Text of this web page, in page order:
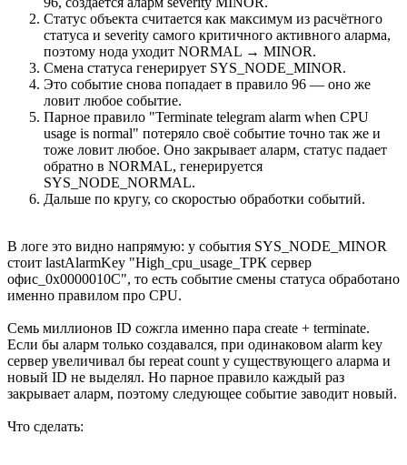
Статус объекта считается как максимум из расчётного
статуса и severity самого критичного активного аларма,
поэтому нода уходит NORMAL → MINOR.
Смена статуса генерирует SYS_NODE_MINOR.
Это событие снова попадает в правило 96 — оно же
ловит любое событие.
Парное правило "Terminate telegram alarm when CPU
usage is normal" потеряло своё событие точно так же и
тоже ловит любое. Оно закрывает аларм, статус падает
обратно в NORMAL, генерируется
SYS_NODE_NORMAL.
Дальше по кругу, со скоростью обработки событий.
В логе это видно напрямую: у события SYS_NODE_MINOR
стоит lastAlarmKey "High_cpu_usage_ТРК сервер
офис_0x0000010C", то есть событие смены статуса обработано
именно правилом про CPU.
Семь миллионов ID сожгла именно пара create + terminate.
Если бы аларм только создавался, при одинаковом alarm key
сервер увеличивал бы repeat count у существующего аларма и
новый ID не выделял. Но парное правило каждый раз
закрывает аларм, поэтому следующее событие заводит новый.
Что сделать: